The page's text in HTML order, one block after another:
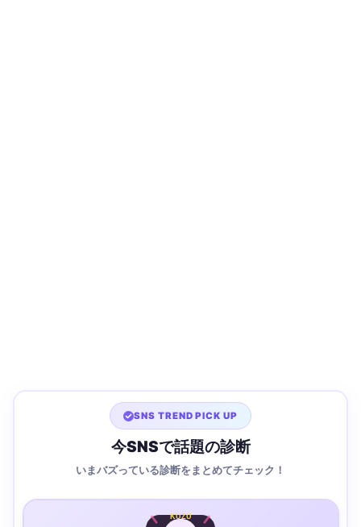
SNS TREND PICK UP
今SNSで話題の診断
いまバズっている診断をまとめてチェック！
KUZU